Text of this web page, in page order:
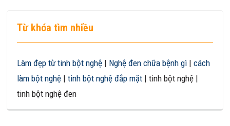
Từ khóa tìm nhiều
Làm đẹp từ tinh bột nghệ | Nghệ đen chữa bệnh gì |cách
làm bột nghệ |tinh bột nghệ đắp mặt | tinh bột nghệ |
tinh bột nghệ đen